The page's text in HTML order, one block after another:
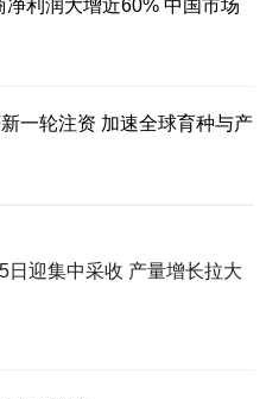
净利润大增近60% 中国市场
一轮注资 加速全球育种与产
采收 产量增长拉大